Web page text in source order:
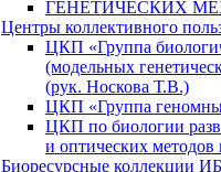
ГЕНЕТИЧЕСКИХ
Центры коллективного
ЦКП «Группа
(модельных
(рук. Носкова Т.В.)
ЦКП «Группа
ЦКП по биологии
и оптических
Биоресурсные коллекции